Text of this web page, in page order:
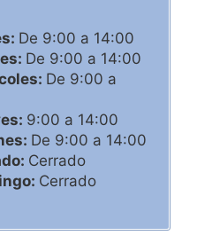
De 9:00 a 14:00
De 9:00 a 14:00
De 9:00 a
9:00 a 14:00
De 9:00 a 14:00
Cerrado
Cerrado